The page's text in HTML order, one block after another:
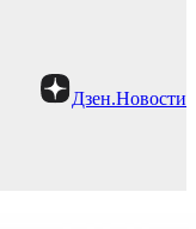
Дзен.Новости